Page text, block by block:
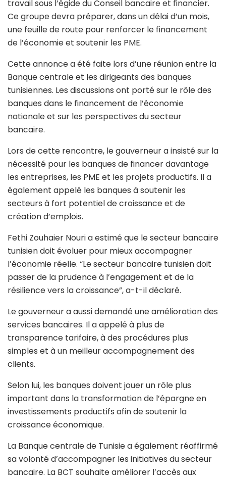
travail sous l’égide duConseil bancaire et financier.
Ce groupe devra préparer, dans un délai d’un mois,
une feuille de route pour renforcer le financement
de l’économie et soutenir les PME.
Cette annonce a été faite lors d’une réunion entre la
Banque centrale et les dirigeants des banques
tunisiennes. Les discussions ont porté sur le rôle des
banques dans le financement de l’économie
nationale et sur les perspectives du secteur
bancaire.
Lors de cette rencontre, le gouverneur a insisté sur la
nécessité pour les banques de financer davantage
les entreprises, les PME et les projets productifs. Il a
également appelé les banques à soutenir les
secteurs à fort potentiel de croissance et de
création d’emplois.
Fethi Zouhaier Nouri a estimé que le secteur bancaire
tunisien doit évoluer pour mieux accompagner
l’économie réelle. “Le secteur bancaire tunisien doit
passer de la prudence à l’engagement et de la
résilience vers la croissance”, a-t-il déclaré.
Le gouverneur a aussi demandé une amélioration des
services bancaires. Il a appelé à plus de
transparence tarifaire, à des procédures plus
simples et à un meilleur accompagnement des
clients.
Selon lui, les banques doivent jouer un rôle plus
important dans la transformation de l’épargne en
investissements productifs afin de soutenir la
croissance économique.
La Banque centrale de Tunisiea également réaffirmé
sa volonté d’accompagner les initiatives du secteur
bancaire. La BCT souhaite améliorer l’accès aux